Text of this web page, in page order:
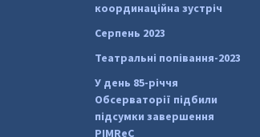
координаційна зустріч
Серпень 2023
Театральні попівання-2023
У день 85-річчя
Обсерваторії підбили
підсумки завершення
PIMReC